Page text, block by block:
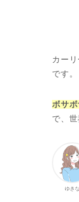
カー
です。
ボサ
で、
ゆきな